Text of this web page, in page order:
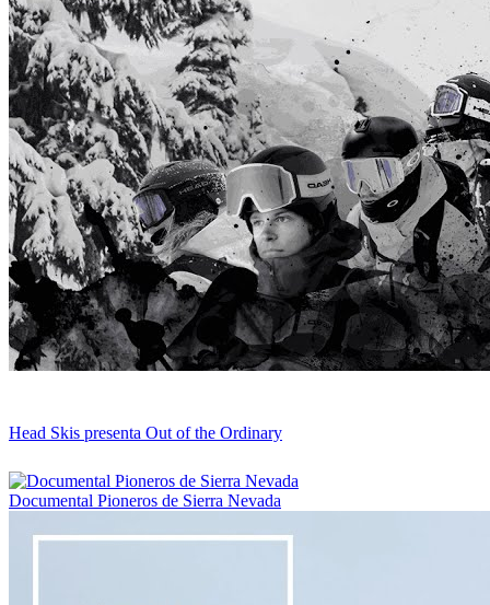
Head Skis presenta Out of the Ordinary
Documental Pioneros de Sierra Nevada